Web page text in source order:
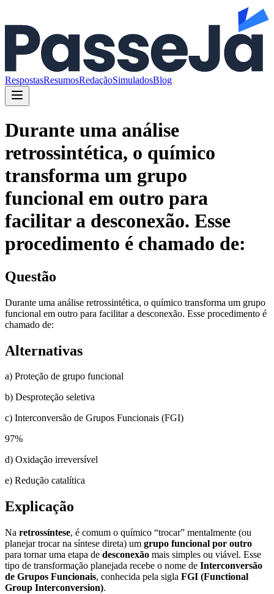
RespostasResumosRedaçãoSimuladosBlog
Durante uma análise
retrossintética, o químico
transforma um grupo
funcional em outro para
facilitar a desconexão. Esse
procedimento é chamado de:
Questão
Durante uma análise retrossintética, o químico transforma um grupo
funcional em outro para facilitar a desconexão. Esse procedimento é
chamado de:
Alternativas
a) Proteção de grupo funcional
b) Desproteção seletiva
c) Interconversão de Grupos Funcionais (FGI)
97%
d) Oxidação irreversível
e) Redução catalítica
Explicação
Na retrossíntese, é comum o químico “trocar” mentalmente (ou
planejar trocar na síntese direta) um grupo funcional por outro
para tornar uma etapa de desconexão mais simples ou viável. Esse
tipo de transformação planejada recebe o nome de Interconversão
de Grupos Funcionais, conhecida pela sigla FGI (Functional
Group Interconversion).